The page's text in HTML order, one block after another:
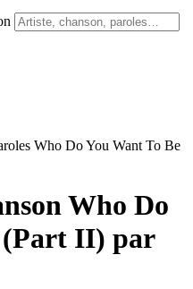
Who Do You Want To Be
Who Do
(Part II) par